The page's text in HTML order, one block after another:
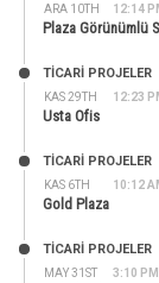
ARA 10TH 12:14
Plaza Görünümlü
KAS 29TH 12:23
TİCARİ PROJELER
Usta Ofis
KAS 6TH 10:12
TİCARİ PROJELER
Gold Plaza
MAY 31ST 3:10 PM
TİCARİ PROJELER